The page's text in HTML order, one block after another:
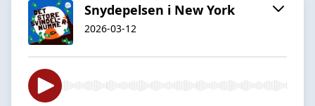
Snydepelsen i New York
2026-03-12